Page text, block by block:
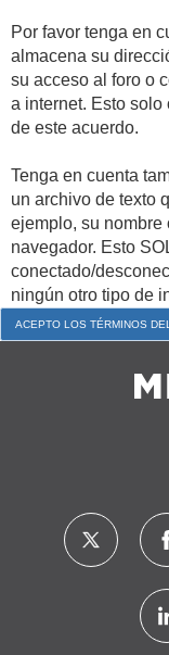
Por favor tenga en
almacena su
su acceso al foro o
a internet. Esto
de este acuerdo.
Tenga en cuenta
un archivo de texto
ejemplo, su nombre
navegador. Esto
conectado/
ningún otro tipo de